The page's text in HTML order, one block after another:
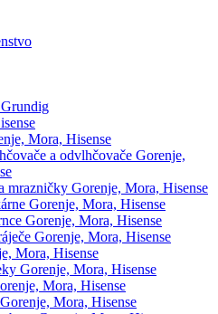
Mora, Hisense
a odvlhčovače Gorenje,
mrazničky Gorenje, Mora, Hisense
Gorenje, Mora, Hisense
Gorenje, Mora, Hisense
Gorenje, Mora, Hisense
Mora, Hisense
Gorenje, Mora, Hisense
Mora, Hisense
Mora, Hisense